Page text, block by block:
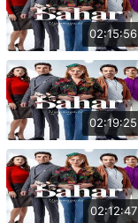
02:15:56
02:19:25
02:12:47